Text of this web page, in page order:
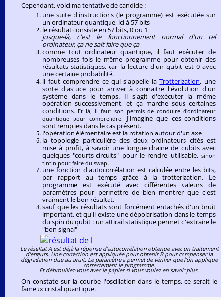
Cependant, voici ma tentative de candide :
une suite d'instructions (le programme) est exécutée sur
un ordinateur quantique, ici à 57 bits
le résultat consiste en 57 bits, 0 ou 1
jusque-là, c'est le fonctionnement normal d'un tel
ordinateur, ça ne sait faire que ça
comme tout ordinateur quantique, il faut exécuter de
nombreuses fois le même programme pour obtenir des
résultats statistiques, car la lecture d'un qubit est 0 avec
une certaine probabilité.
il faut comprendre ce qui s'appelle laTrotterization, une
sorte d'astuce pour arriver à connaitre l'évolution d'un
système dans le temps. Il s'agit d'exécuter la même
opération successivement, et ça marche sous certaines
conditions. Et là, il faut son permis de conduire d'ordinateur
quantique pour comprendre.
J'imagine que ces conditions
sont remplies dans le cas présent.
l'opération élémentaire est la rotation autour d'un axe
la topologie particulière des deux ordinateurs cités est
mise à profit, à savoir une longue chaine de qubits avec
quelques "courts-circuits" pour le rendre utilisable, sinon
tintin pour faire du swap.
une fonction d'autocorrélation est calculée entre les bits,
par rapport au temps grâce à la trotterization. Le
programme est exécuté avec différentes valeurs de
paramètres pour permettre de bien montrer que c'est
vraiment le bon résultat.
sauf que les résultats sont forcément entachés d'un bruit
important, et qu'il existe une dépolarisation dans le temps
du spin du qubit : un attirail statistique permet d'extraire le
"bon signal"
Le résultat A est déjà la réponse d'autocorrélation obtenue avec un traitement
d'erreurs. Une correction est appliquée pour obtenir B pour compenser la
dégradation due au bruit. Le paramètre ε permet de vérifier que l'on applique
correctement le programme.
Et débrouillez-vous avec le papier si vous voulez en savoir plus.
On constate sur la courbe l'oscillation dans le temps, ce serait le
fameux cristal quantique.